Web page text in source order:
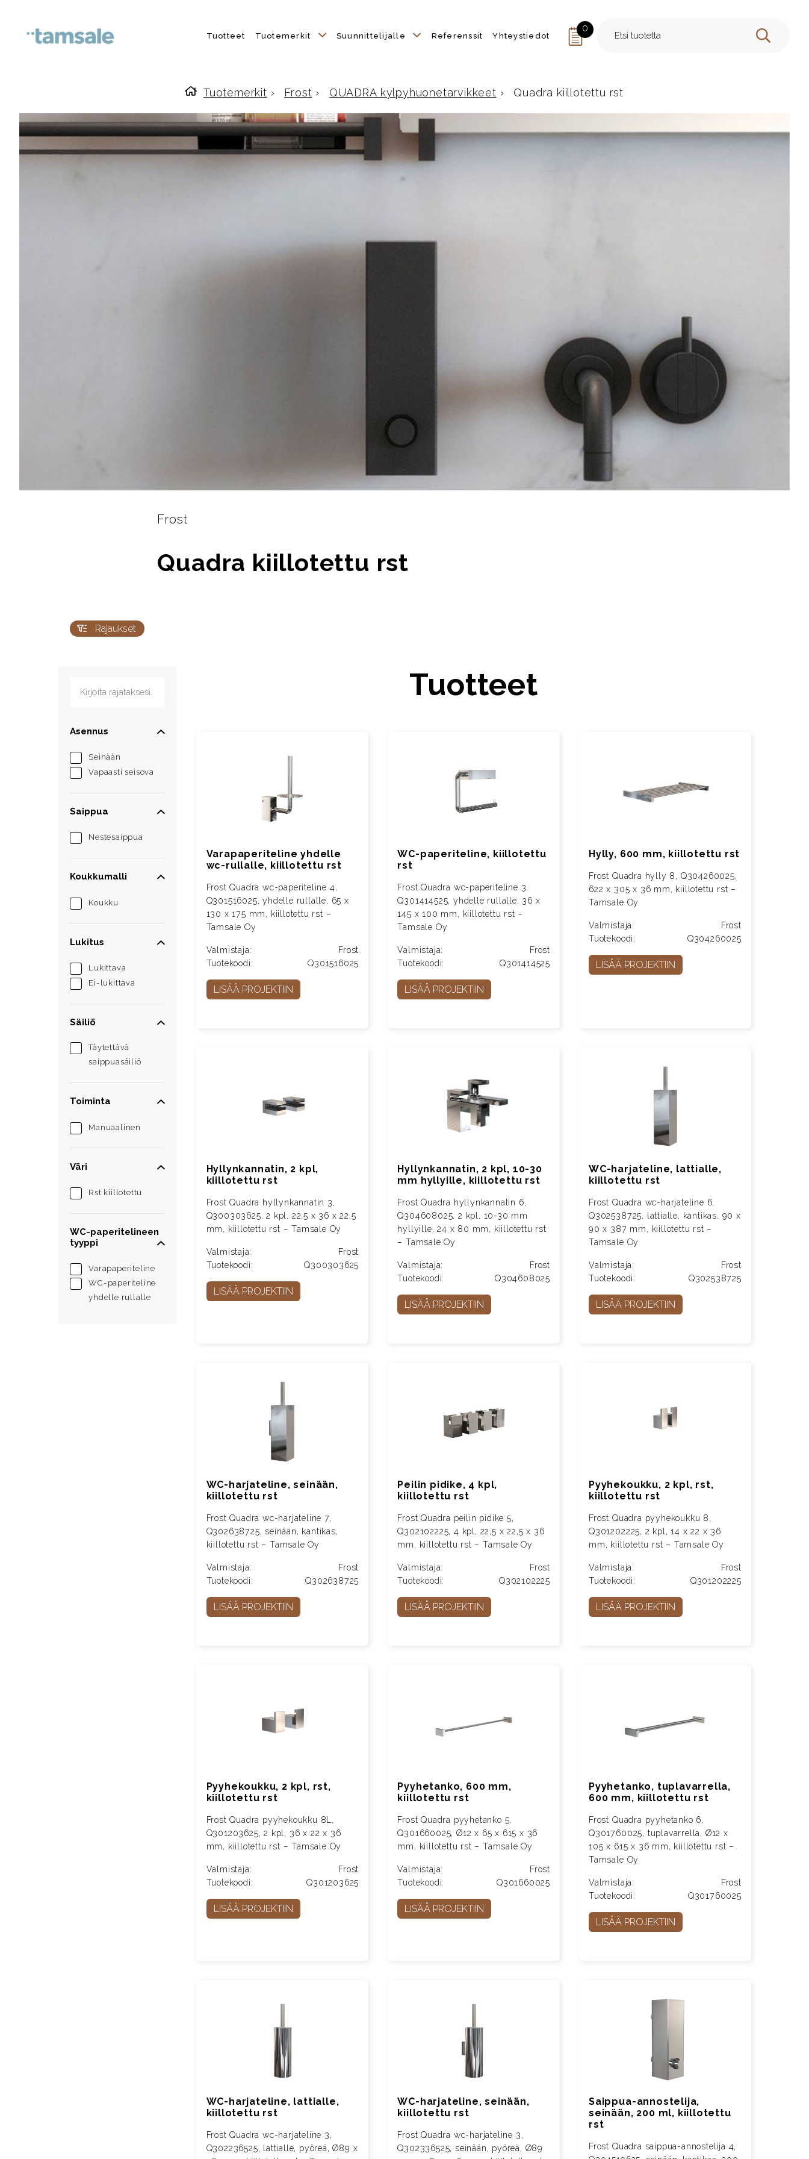
Tuotteet Tuotemerkit Suunnittelijalle Referenssit Yhteystiedot
0
HAE
Etusivulle
Tuotemerkit › Frost › QUADRA kylpyhuonetarvikkeet › Quadra kiillotettu rst
Frost
Quadra kiillotettu rst
Rajaukset
Asennus
Seinään
Vapaasti seisova
Saippua
Nestesaippua
Koukkumalli
Koukku
Lukitus
Lukittava
Ei-lukittava
Säiliö
Täytettävä
saippuasäiliö
Toiminta
Manuaalinen
Väri
Rst kiillotettu
WC-paperitelineen
tyyppi
Varapaperiteline
WC-paperiteline
yhdelle rullalle
Tuotteet
Varapaperiteline yhdelle
wc-rullalle, kiillotettu rst
Frost Quadra wc-paperiteline 4,
Q301516025, yhdelle rullalle, 65 x
130 x 175 mm, kiillotettu rst –
Tamsale Oy
Valmistaja:
Frost
Tuotekoodi:
Q301516025
LISÄÄ PROJEKTIIN
WC-paperiteline, kiillotettu
rst
Frost Quadra wc-paperiteline 3,
Q301414525, yhdelle rullalle, 36 x
145 x 100 mm, kiillotettu rst –
Tamsale Oy
Valmistaja:
Frost
Tuotekoodi:
Q301414525
LISÄÄ PROJEKTIIN
Hylly, 600 mm, kiillotettu rst
Frost Quadra hylly 8, Q304260025,
622 x 305 x 36 mm, kiillotettu rst –
Tamsale Oy
Valmistaja:
Frost
Tuotekoodi:
Q304260025
LISÄÄ PROJEKTIIN
Hyllynkannatin, 2 kpl,
kiillotettu rst
Frost Quadra hyllynkannatin 3,
Q300303625, 2 kpl, 22,5 x 36 x 22,5
mm, kiillotettu rst – Tamsale Oy
Valmistaja:
Frost
Tuotekoodi:
Q300303625
LISÄÄ PROJEKTIIN
Hyllynkannatin, 2 kpl, 10-30
mm hyllyille, kiillotettu rst
Frost Quadra hyllynkannatin 6,
Q304608025, 2 kpl, 10-30 mm
hyllyille, 24 x 80 mm, kiillotettu rst
– Tamsale Oy
Valmistaja:
Frost
Tuotekoodi:
Q304608025
LISÄÄ PROJEKTIIN
WC-harjateline, lattialle,
kiillotettu rst
Frost Quadra wc-harjateline 6,
Q302538725, lattialle, kantikas, 90 x
90 x 387 mm, kiillotettu rst –
Tamsale Oy
Valmistaja:
Frost
Tuotekoodi:
Q302538725
LISÄÄ PROJEKTIIN
WC-harjateline, seinään,
kiillotettu rst
Frost Quadra wc-harjateline 7,
Q302638725, seinään, kantikas,
kiillotettu rst – Tamsale Oy
Valmistaja:
Frost
Tuotekoodi:
Q302638725
LISÄÄ PROJEKTIIN
Peilin pidike, 4 kpl,
kiillotettu rst
Frost Quadra peilin pidike 5,
Q302102225, 4 kpl, 22,5 x 22,5 x 36
mm, kiillotettu rst – Tamsale Oy
Valmistaja:
Frost
Tuotekoodi:
Q302102225
LISÄÄ PROJEKTIIN
Pyyhekoukku, 2 kpl, rst,
kiillotettu rst
Frost Quadra pyyhekoukku 8,
Q301202225, 2 kpl, 14 x 22 x 36
mm, kiillotettu rst – Tamsale Oy
Valmistaja:
Frost
Tuotekoodi:
Q301202225
LISÄÄ PROJEKTIIN
Pyyhekoukku, 2 kpl, rst,
kiillotettu rst
Frost Quadra pyyhekoukku 8L,
Q301203625, 2 kpl, 36 x 22 x 36
mm, kiillotettu rst – Tamsale Oy
Valmistaja:
Frost
Tuotekoodi:
Q301203625
LISÄÄ PROJEKTIIN
Pyyhetanko, 600 mm,
kiillotettu rst
Frost Quadra pyyhetanko 5,
Q301660025, Ø12 x 65 x 615 x 36
mm, kiillotettu rst – Tamsale Oy
Valmistaja:
Frost
Tuotekoodi:
Q301660025
LISÄÄ PROJEKTIIN
Pyyhetanko, tuplavarrella,
600 mm, kiillotettu rst
Frost Quadra pyyhetanko 6,
Q301760025, tuplavarrella, Ø12 x
105 x 615 x 36 mm, kiillotettu rst –
Tamsale Oy
Valmistaja:
Frost
Tuotekoodi:
Q301760025
LISÄÄ PROJEKTIIN
WC-harjateline, lattialle,
kiillotettu rst
Frost Quadra wc-harjateline 3,
Q302236525, lattialle, pyöreä, Ø89 x
WC-harjateline, seinään,
kiillotettu rst
Frost Quadra wc-harjateline 3,
Q302336525, seinään, pyöreä, Ø89
Saippua-annostelija,
seinään, 200 ml, kiillotettu
rst
Frost Quadra saippua-annostelija 4,